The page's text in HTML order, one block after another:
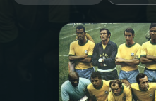
PROGRAMAS